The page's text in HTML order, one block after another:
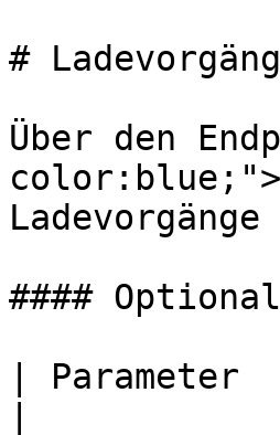
#
Über den
####
|